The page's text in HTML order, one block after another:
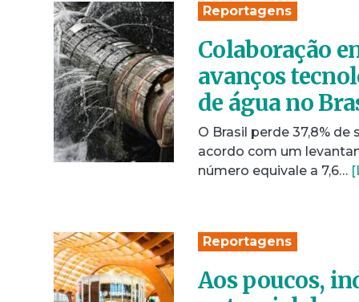
Reportagens
Colaboração
avanços
de água no
O Brasil perde 37,8%
acordo com um
número equivale a 7,6…
Reportagens
Aos poucos,